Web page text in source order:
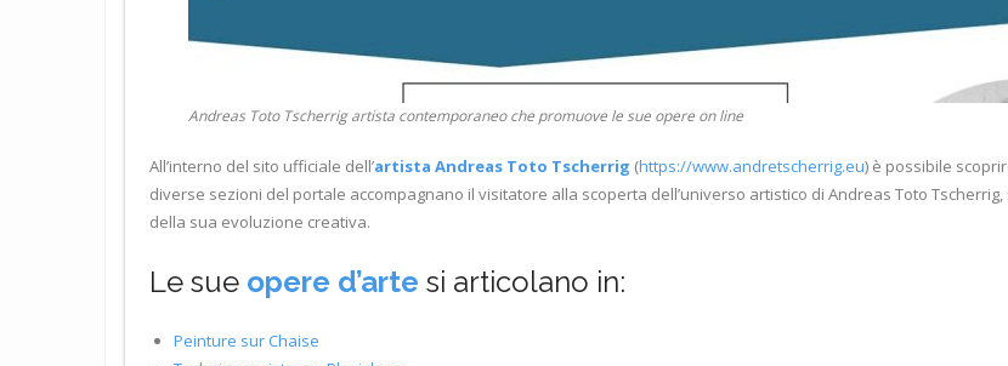
Andreas Toto Tscherrig artista contemporaneo che promuove le sue opere on line
All’interno del sito ufficiale dell’artista Andreas Toto Tscherrig (https://www.andretscherrig.eu) è possibile
diverse sezioni del portale accompagnano il visitatore alla scoperta dell’universo artistico di Andreas Toto
della sua evoluzione creativa.
Le sue opere d’arte si articolano in:
Peinture sur Chaise